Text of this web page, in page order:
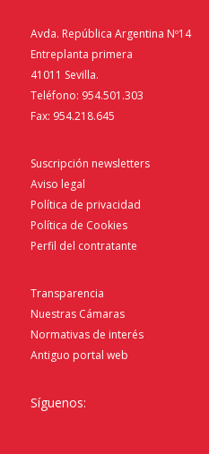
Avda. República Argentina Nº14
Entreplanta primera
41011 Sevilla.
Teléfono: 954.501.303
Fax: 954.218.645
Suscripción newsletters
Aviso legal
Política de privacidad
Política de Cookies
Perfil del contratante
Transparencia
Nuestras Cámaras
Normativas de interés
Antiguo portal web
Síguenos: